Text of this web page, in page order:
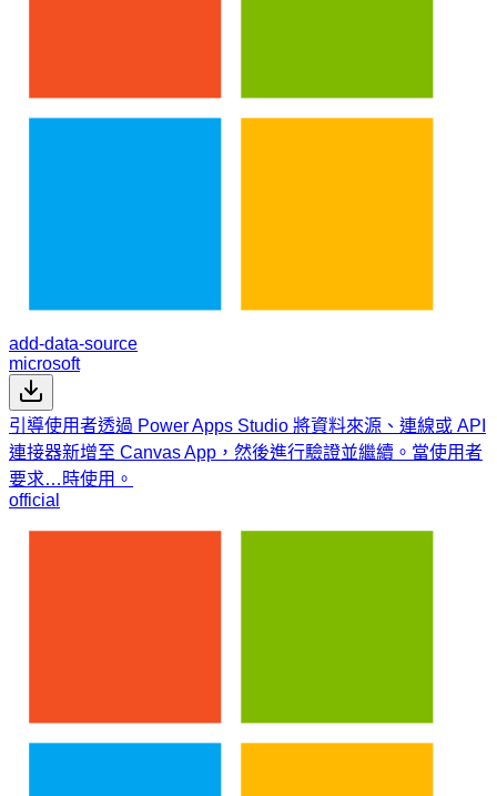
add-data-source
microsoft
引導使用者透過 Power Apps Studio 將資料來源、連線或 API
連接器新增至 Canvas App，然後進行驗證並繼續。當使用者
要求…時使用。
official